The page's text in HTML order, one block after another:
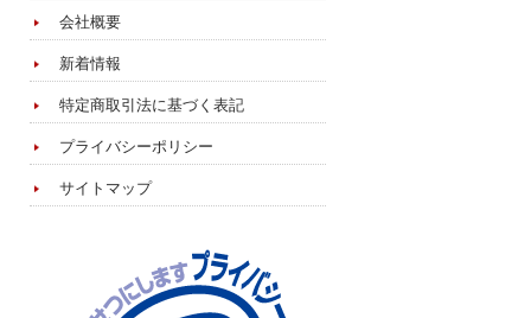
会社概要
新着情報
特定商取引法に基づく表記
プライバシーポリシー
サイトマップ